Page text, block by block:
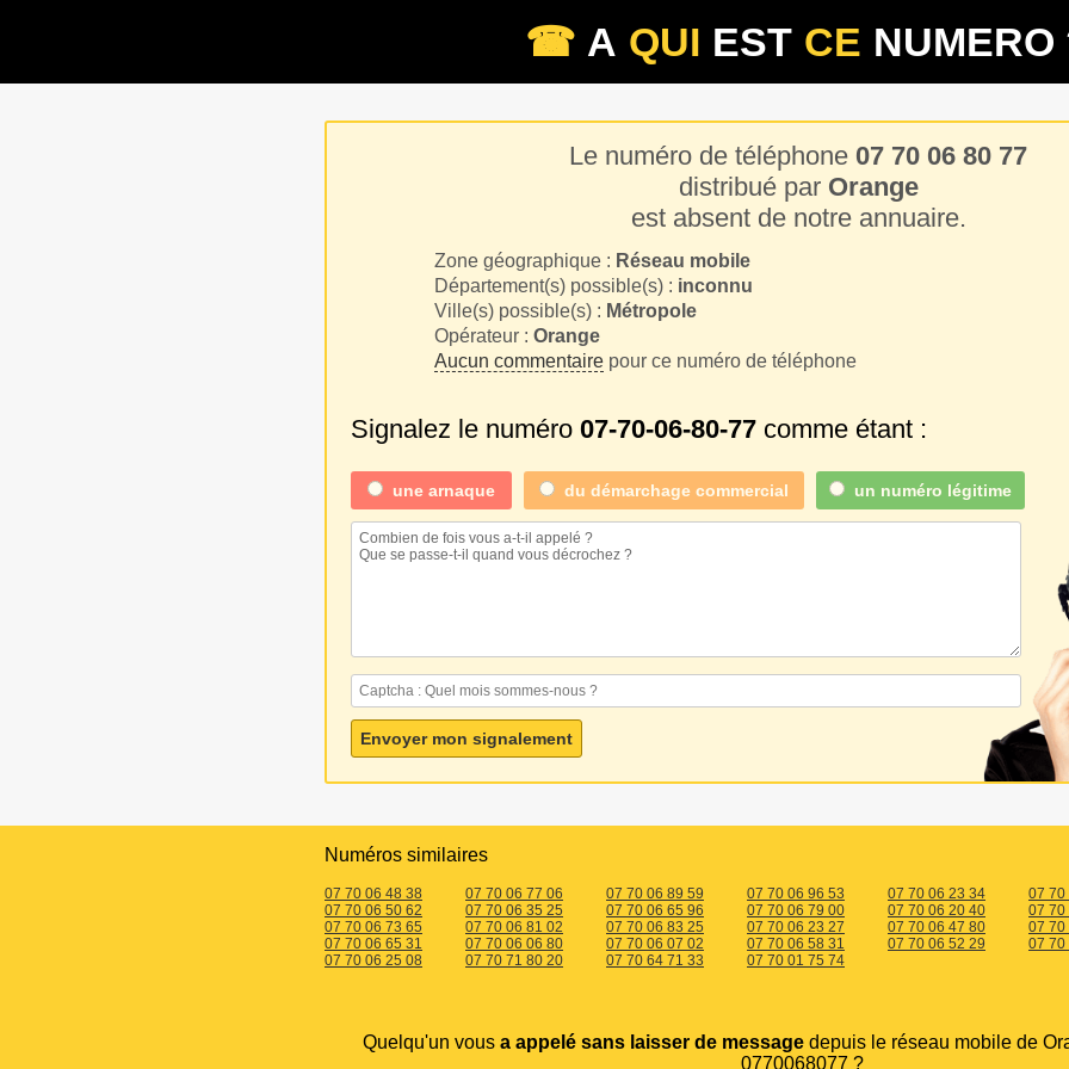
☎ A QUI EST CE NUMERO
Le numéro de téléphone 07 70 06 80 77
distribué par Orange
est absent de notre annuaire.
Zone géographique : Réseau mobile
Département(s) possible(s) : inconnu
Ville(s) possible(s) : Métropole
Opérateur : Orange
Aucun commentairepour ce numéro de téléphone
Signalez le numéro 07-70-06-80-77 comme étant :
une arnaque du démarchage commercial un numéro légitime
Numéros similaires
07 70 06 48 38 07 70 06 77 06 07 70 06 89 59 07 70 06 96 53 07 70 06 23 34
07 70
07 70 06 50 62
07 70 06 35 25 07 70 06 65 96 07 70 06 79 00 07 70 06 20 40
07 70
07 70 06 73 65
07 70 06 81 02 07 70 06 83 25 07 70 06 23 27 07 70 06 47 80
07 70
07 70 06 65 31
07 70 06 06 80 07 70 06 07 02 07 70 06 58 31 07 70 06 52 29
07 70
07 70 06 25 08
07 70 71 80 20 07 70 64 71 33 07 70 01 75 74
Quelqu'un vous a appelé sans laisser de message depuis le réseau mobile de
0770068077 ?